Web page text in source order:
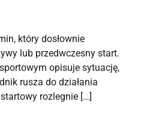
który dosłownie
lub przedwczesny start.
opisuje sytuację,
rusza do działania
rozlegnie […]